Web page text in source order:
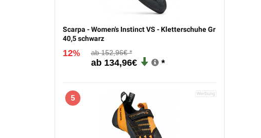
Scarpa - Women's Instinct VS - Kletterschuhe Gr
40,5 schwarz
12% 152,96€
134,96€
5